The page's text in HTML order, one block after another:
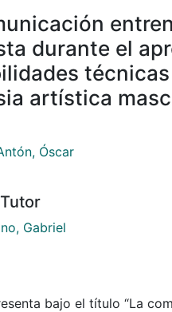
durante el
artística
Óscar
Gabriel
bajo el título “La